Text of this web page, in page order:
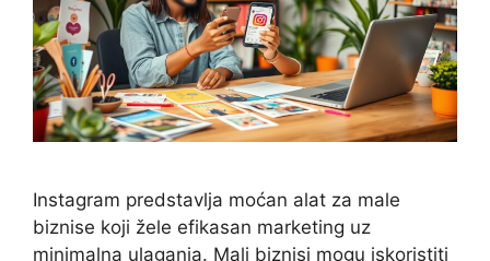
Instagram predstavlja moćan alat za male
biznise koji žele efikasan marketing uz
minimalna ulaganja. Mali biznisi mogu iskoristiti